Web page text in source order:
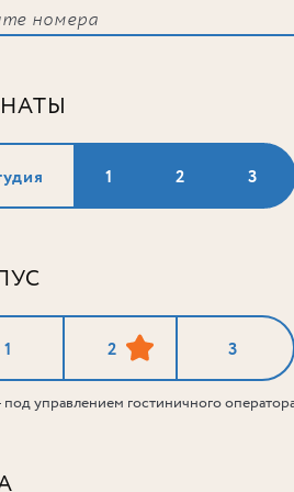
1 2 3
1 2 3
управлением гостиничного